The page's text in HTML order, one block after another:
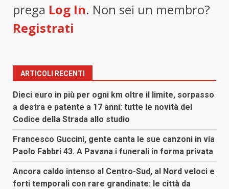
prega Log In. Non sei un membro?
Registrati
ARTICOLI RECENTI
Dieci euro in più per ogni km oltre il limite, sorpasso
a destra e patente a 17 anni: tutte le novità del
Codice della Strada allo studio
Francesco Guccini, gente canta le sue canzoni in via
Paolo Fabbri 43. A Pavana i funerali in forma privata
Ancora caldo intenso al Centro-Sud, al Nord veloci e
forti temporali con rare grandinate: le città da